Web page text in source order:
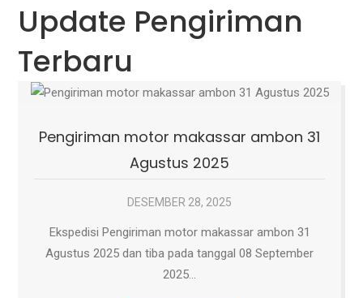
Update Pengiriman
Terbaru
Pengiriman motor makassar ambon 31
Agustus 2025
DESEMBER 28, 2025
Ekspedisi Pengiriman motor makassar ambon 31
Agustus 2025 dan tiba pada tanggal 08 September
2025…